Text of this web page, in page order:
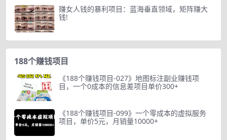
赚女人钱的暴利项目：蓝海垂直领域，矩阵赚大
钱!
188个赚钱项目
《188个赚钱项目-027》地图标注副业赚钱项
目，一个0成本的信息差项目单价300+
《188个赚钱项目-099》一个零成本的虚拟服务
项目，单价5元，月销量10000+